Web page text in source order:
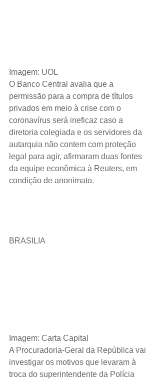
Imagem: UOL
O Banco Central avalia que a
permissão para a compra de títulos
privados em meio à crise com o
coronavírus será ineficaz caso a
diretoria colegiada e os servidores da
autarquia não contem com proteção
legal para agir, afirmaram duas fontes
da equipe econômica à Reuters, em
condição de anonimato.
BRASILIA
Imagem: Carta Capital
A Procuradoria-Geral da República vai
investigar os motivos que levaram à
troca do superintendente da Polícia